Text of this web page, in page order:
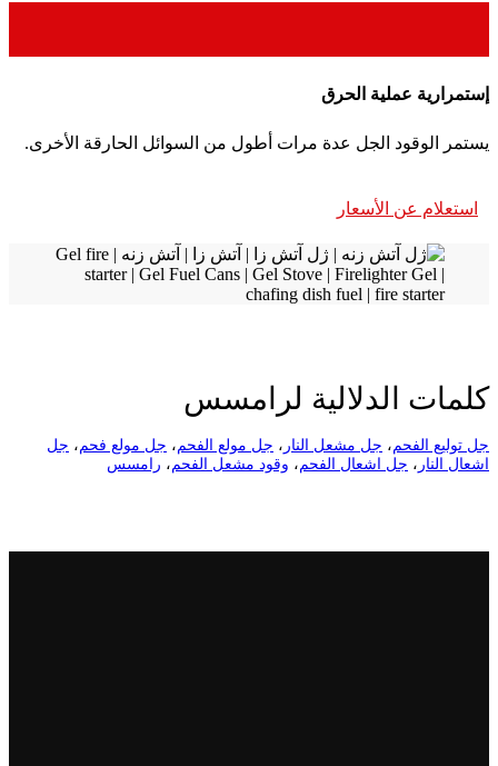
إستمرارية عملية الحرق
يستمر الوقود الجل عدة مرات أطول من السوائل الحارقة الأخرى.
استعلام عن الأسعار
كلمات الدلالية لرامسس
جل توليع الفحم، جل مشعل النار ، جل مولع الفحم، جل مولع فحم، جل
اشعال النار ، جل اشعال الفحم، وقود مشعل الفحم، رامسس